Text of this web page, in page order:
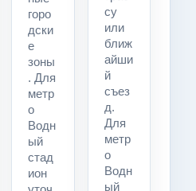
горо
дски
е
зоны
. Для
метр
о
Водн
ый
стад
ион
су
или
ближ
айши
й
съез
д.
Для
метр
о
Водн
ый